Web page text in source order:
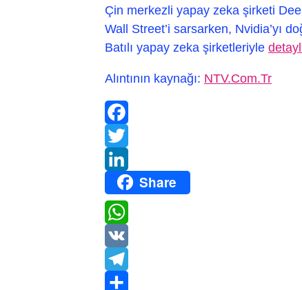
Çin merkezli yapay zeka şirketi
Wall Street’i sarsarken, Nvidia’yı
Batılı yapay zeka şirketleriyle
Alıntının kaynağı: NTV.Com.Tr
Facebook
Twitter
LinkedInShare
WhatsApp
VK
Telegram